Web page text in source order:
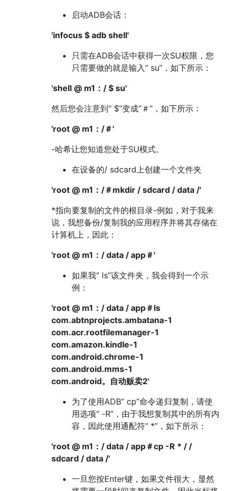
启动ADB会话：
'infocus $ adb shell'
只需在ADB会话中获得一次SU权限，您
只需要做的就是输入“ su”，如下所示：
'shell @ m1：/ $ su'
然后您会注意到“ $”变成“＃”，如下所示：
'root @ m1：/＃'
-哈希让您知道您处于SU模式。
在设备的/ sdcard上创建一个文件夹
'root @ m1：/＃mkdir / sdcard / data /'
*指向要复制的文件的根目录-例如，对于我来
说，我想备份/复制我的应用程序并将其存储在
计算机上，因此：
'root @ m1：/ data / app＃'
如果我“ ls”该文件夹，我会得到一个示
例：
'root @ m1：/ data / app＃ls
com.abtnprojects.ambatana-1
com.acr.rootfilemanager-1
com.amazon.kindle-1
com.android.chrome-1
com.android.mms-1
com.android。自动贩卖2'
为了使用ADB“ cp”命令递归复制，请使
用选项“ -R”，由于我想复制其中的所有内
容，因此使用通配符“ *”，如下所示：
'root @ m1：/ data / app＃cp -R * / /
sdcard / data /'
一旦您按Enter键，如果文件很大，显然